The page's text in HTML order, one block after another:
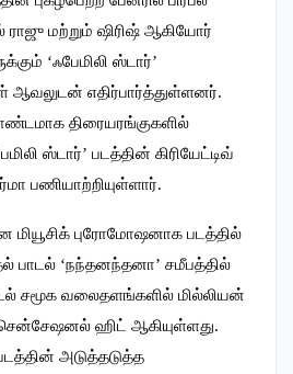
ராஜு மற்றும் ஷிரிஷ் ஆகியோர்
‘ஃபேமிலி ஸ்டார்’
ஆவலுடன் எதிர்பார்த்துள்ளனர்.
திரையரங்குகளில்
ஸ்டார்’ படத்தின் கிரியேட்டிவ்
பணியாற்றியுள்ளார்.
மியூசிக் புரோமோஷனாக படத்தில்
பாடல் ‘நந்தனந்தனா’ சமீபத்தில்
சமூக வலைதளங்களில் மில்லியன்
ஹிட் ஆகியுள்ளது.
அடுத்தடுத்த